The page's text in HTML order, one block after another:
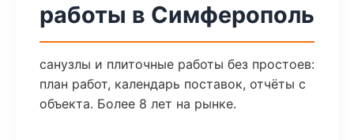
работы в Симферополь
санузлы и плиточные работы без простоев:
план работ, календарь поставок, отчёты с
объекта. Более 8 лет на рынке.